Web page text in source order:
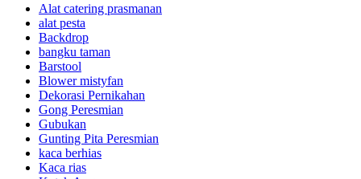
Alat catering prasmanan
alat pesta
Backdrop
bangku taman
Barstool
Blower mistyfan
Dekorasi Pernikahan
Gong Peresmian
Gubukan
Gunting Pita Peresmian
kaca berhias
Kaca rias